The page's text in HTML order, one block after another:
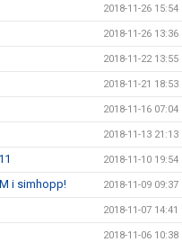
2018-11-26 15:54
2018-11-26 13:36
2018-11-22 13:55
2018-11-21 18:53
2018-11-16 07:04
2018-11-13 21:13
2018-11-10 19:54
i simhopp! 2018-11-09 09:37
2018-11-07 14:41
2018-11-06 10:38